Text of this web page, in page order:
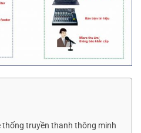
thống truyền thanh thông minh